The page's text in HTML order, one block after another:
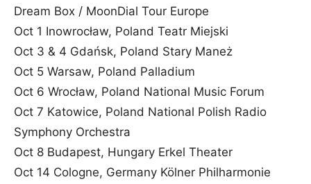
Dream Box / MoonDial Tour Europe
Oct 1 Inowrocław, Poland Teatr Miejski
Oct 3 & 4 Gdańsk, Poland Stary Maneż
Oct 5 Warsaw, Poland Palladium
Oct 6 Wrocław, Poland National Music Forum
Oct 7 Katowice, Poland National Polish Radio
Symphony Orchestra
Oct 8 Budapest, Hungary Erkel Theater
Oct 14 Cologne, Germany Kölner Philharmonie